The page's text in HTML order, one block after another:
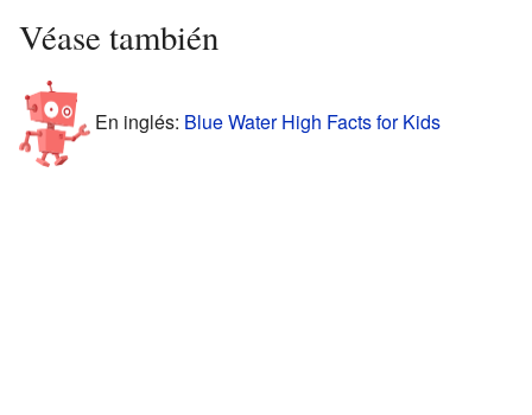
Véase también
En inglés: Blue Water High Facts for Kids